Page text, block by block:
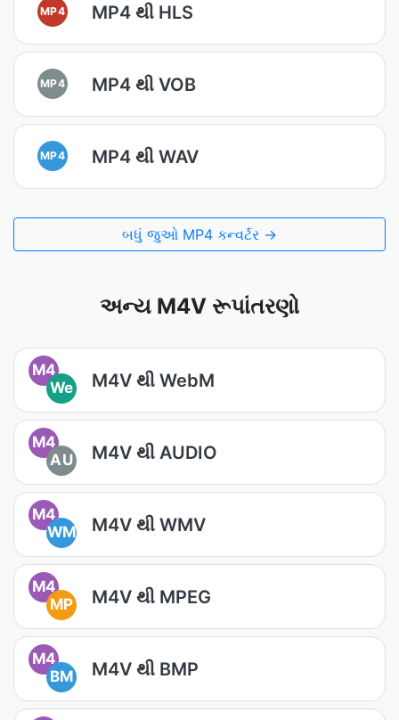
MP4 MP4 થી HLS
MP4 MP4 થી VOB
MP4 MP4 થી WAV
બધું જુઓ MP4 કન્વર્ટર →
અન્ય M4V રૂપાંતરણો
M4
We
M4V થી WebM
M4
AU
M4V થી AUDIO
M4
WM
M4V થી WMV
M4
MP
M4V થી MPEG
M4
BM
M4V થી BMP